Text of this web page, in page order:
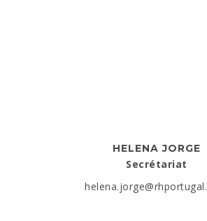
HELENA JORGE
Secrétariat